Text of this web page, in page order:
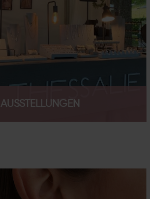
AUSSTELLUNGEN